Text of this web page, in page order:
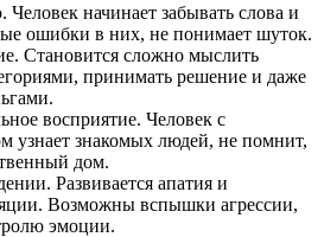
начинает забывать слова и
ошибки в них, не понимает шуток.
Становится сложно мыслить
принимать решение и даже
восприятие. Человек с
узнает знакомых людей, не помнит,
дом.
Развивается апатия и
Возможны вспышки агрессии,
эмоции.